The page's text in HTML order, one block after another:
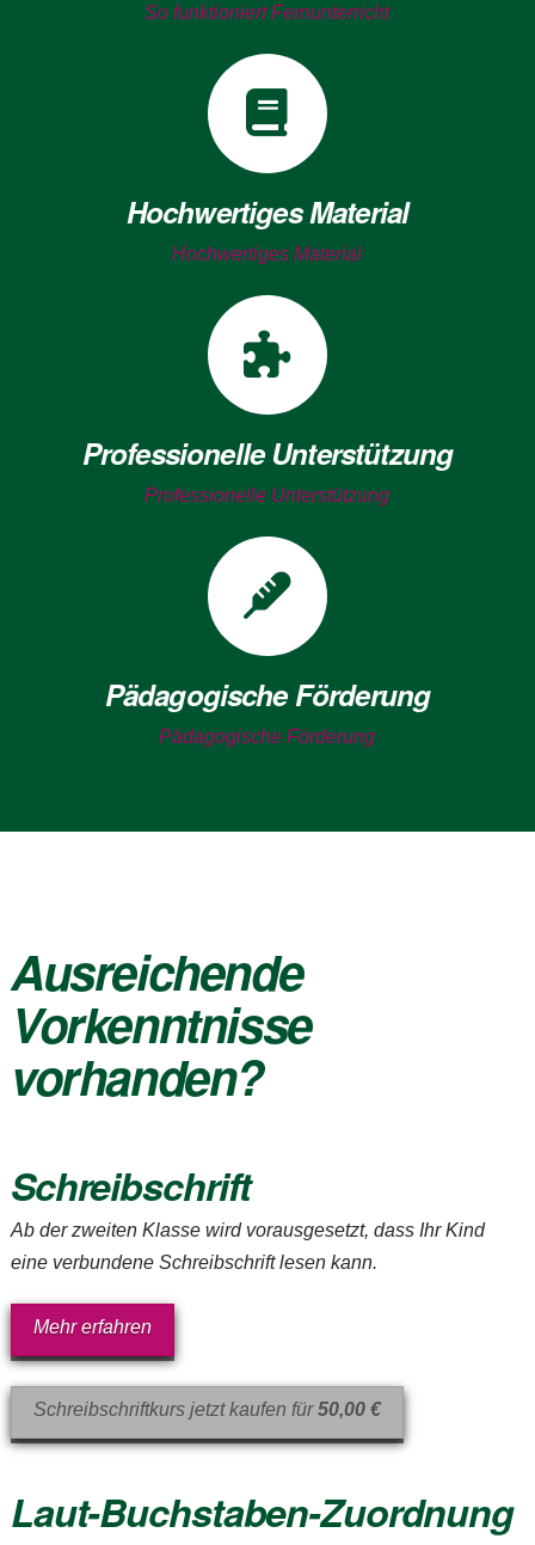
So funktioniert Fernunterricht
Hochwertiges Material
Hochwertiges Material
Professionelle Unterstützung
Professionelle Unterstützung
Pädagogische Förderung
Pädagogische Förderung
Ausreichende
Vorkenntnisse
vorhanden?
Schreibschrift
Ab der zweiten Klasse wird vorausgesetzt, dass Ihr Kind
eine verbundene Schreibschrift lesen kann.
Mehr erfahren
Schreibschriftkurs jetzt kaufen für50,00 €
Laut-Buchstaben-Zuordnung